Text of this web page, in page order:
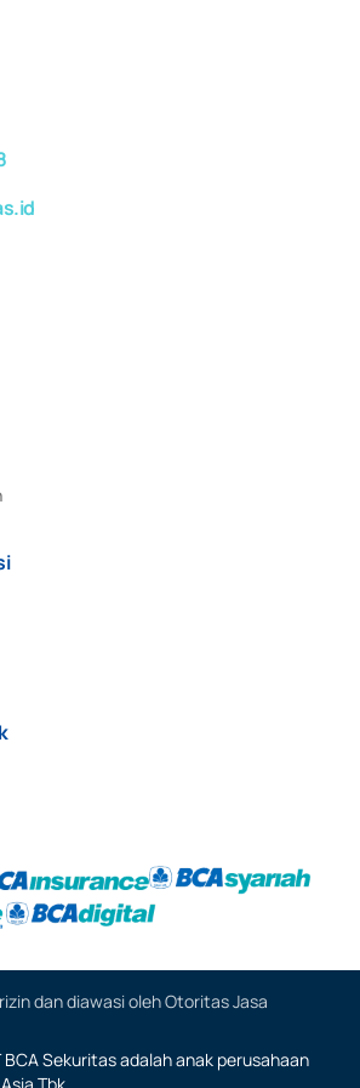
dan diawasi oleh Otoritas Jasa
Sekuritas adalah anak perusahaan